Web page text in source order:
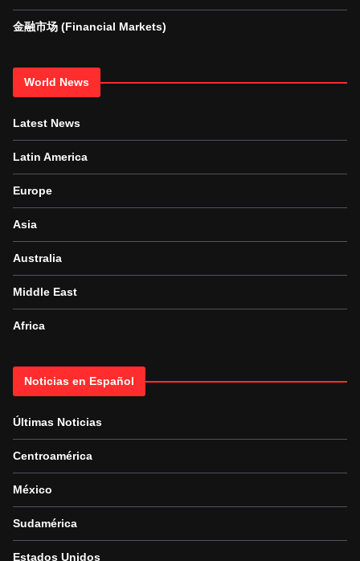
金融市场 (Financial Markets)
World News
Latest News
Latin America
Europe
Asia
Australia
Middle East
Africa
Noticias en Español
Últimas Noticias
Centroamérica
México
Sudamérica
Estados Unidos